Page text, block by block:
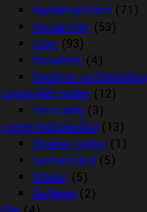
Hundehalsbånd (71)
Hundeseler (53)
Liner (93)
Showliner (4)
Sporliner og Opbinding
Loppe/flåt midler (12)
Vetocanis (3)
Lygter/lyshalsbånd (13)
Diverse Lygter (1)
Lyshalsbånd (5)
Orbiloc (5)
Reflexer (2)